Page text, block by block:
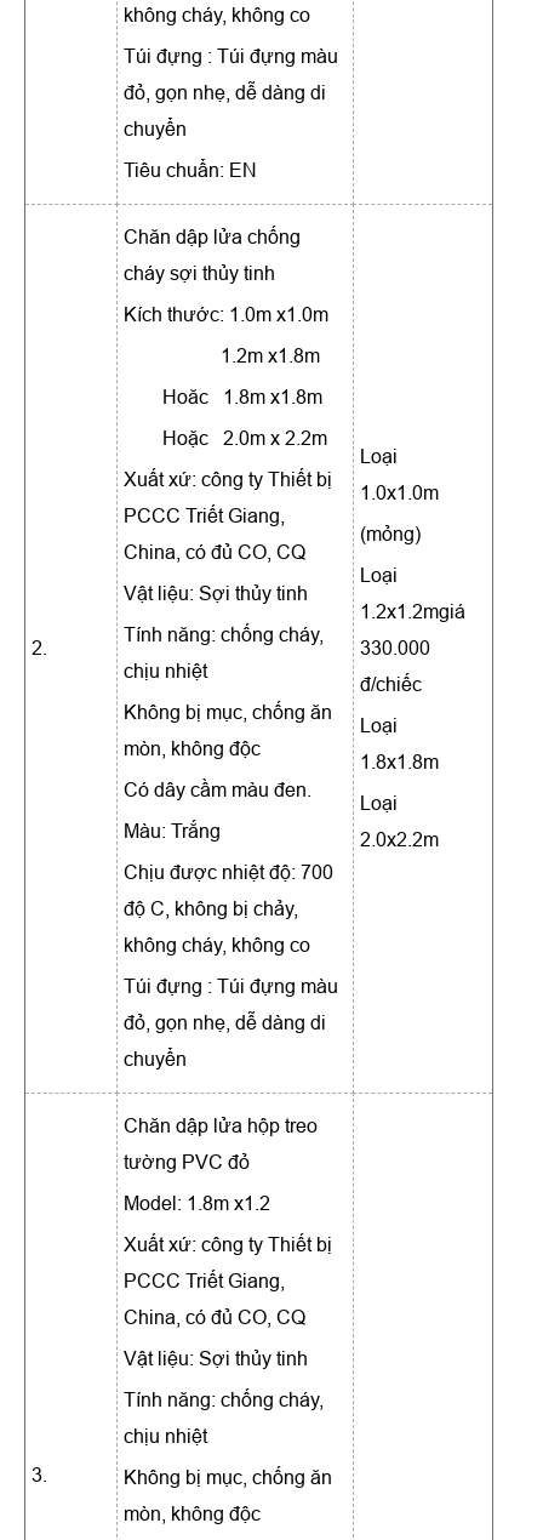
không cháy, không co
Túi đựng : Túi đựng màu
đỏ, gọn nhẹ, dễ dàng di
chuyển
Tiêu chuẩn: EN
2.
Chăn dập lửa chống
cháy sợi thủy tinh
Kích thước: 1.0m x1.0m
1.2m x1.8m
Hoăc 1.8m x1.8m
Hoặc 2.0m x 2.2m
Xuất xứ: công ty Thiết bị
PCCC Triết Giang,
China, có đủ CO, CQ
Vật liệu: Sợi thủy tinh
Tính năng: chống cháy,
chịu nhiệt
Không bị mục, chống ăn
mòn, không độc
Có dây cầm màu đen.
Màu: Trắng
Chịu được nhiệt độ: 700
độ C, không bị chảy,
không cháy, không co
Túi đựng : Túi đựng màu
đỏ, gọn nhẹ, dễ dàng di
chuyển
Loại
1.0x1.0m
(mỏng)
Loại
1.2x1.2mgiá
330.000
đ/chiếc
Loại
1.8x1.8m
Loại
2.0x2.2m
3.
Chăn dập lửa hộp treo
tường PVC đỏ
Model: 1.8m x1.2
Xuất xứ: công ty Thiết bị
PCCC Triết Giang,
China, có đủ CO, CQ
Vật liệu: Sợi thủy tinh
Tính năng: chống cháy,
chịu nhiệt
Không bị mục, chống ăn
mòn, không độc